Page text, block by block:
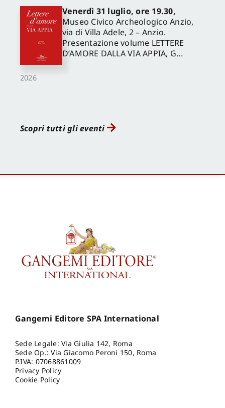
2026
Venerdì 31 luglio, ore 19.30,
Museo Civico Archeologico Anzio,
via di Villa Adele, 2 – Anzio.
Presentazione volume LETTERE
D’AMORE DALLA VIA APPIA, G...
Scopri tutti gli eventi
Gangemi Editore SPA International
Sede Legale: Via Giulia 142, Roma
Sede Op.: Via Giacomo Peroni 150, Roma
P.IVA: 07068861009
Privacy Policy
Cookie Policy